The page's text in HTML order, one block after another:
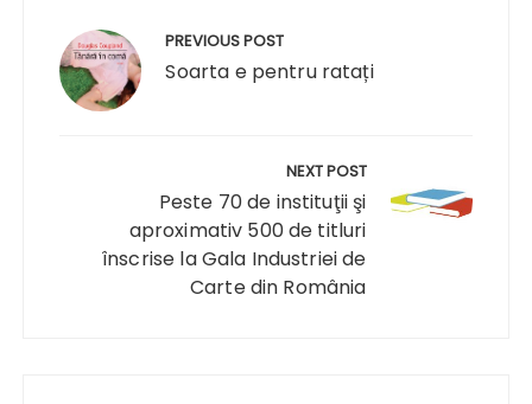
articole
PREVIOUS POST
Soarta e pentru ratați
NEXT POST
Peste 70 de instituţii şi
aproximativ 500 de titluri
înscrise la Gala Industriei de
Carte din România